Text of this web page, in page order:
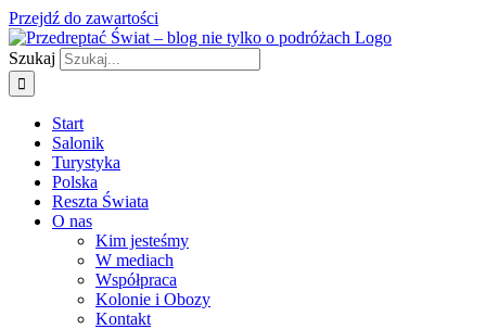
Przejdź do zawartości
Szukaj
Start
Salonik
Turystyka
Polska
Reszta Świata
O nas
Kim jesteśmy
W mediach
Współpraca
Kolonie i Obozy
Kontakt